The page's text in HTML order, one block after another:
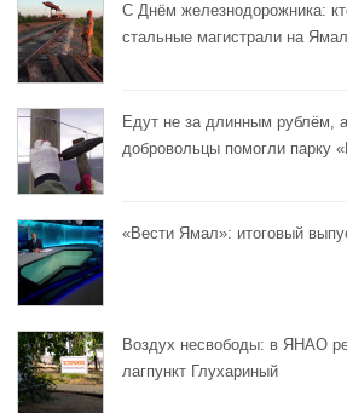
С Днём железнодорожника:
стальные магистрали на
Едут не за длинным рублём,
добровольцы помогли парку
«Вести Ямал»: итоговый
Воздух несвободы: в ЯНАО
лагпункт Глухариный